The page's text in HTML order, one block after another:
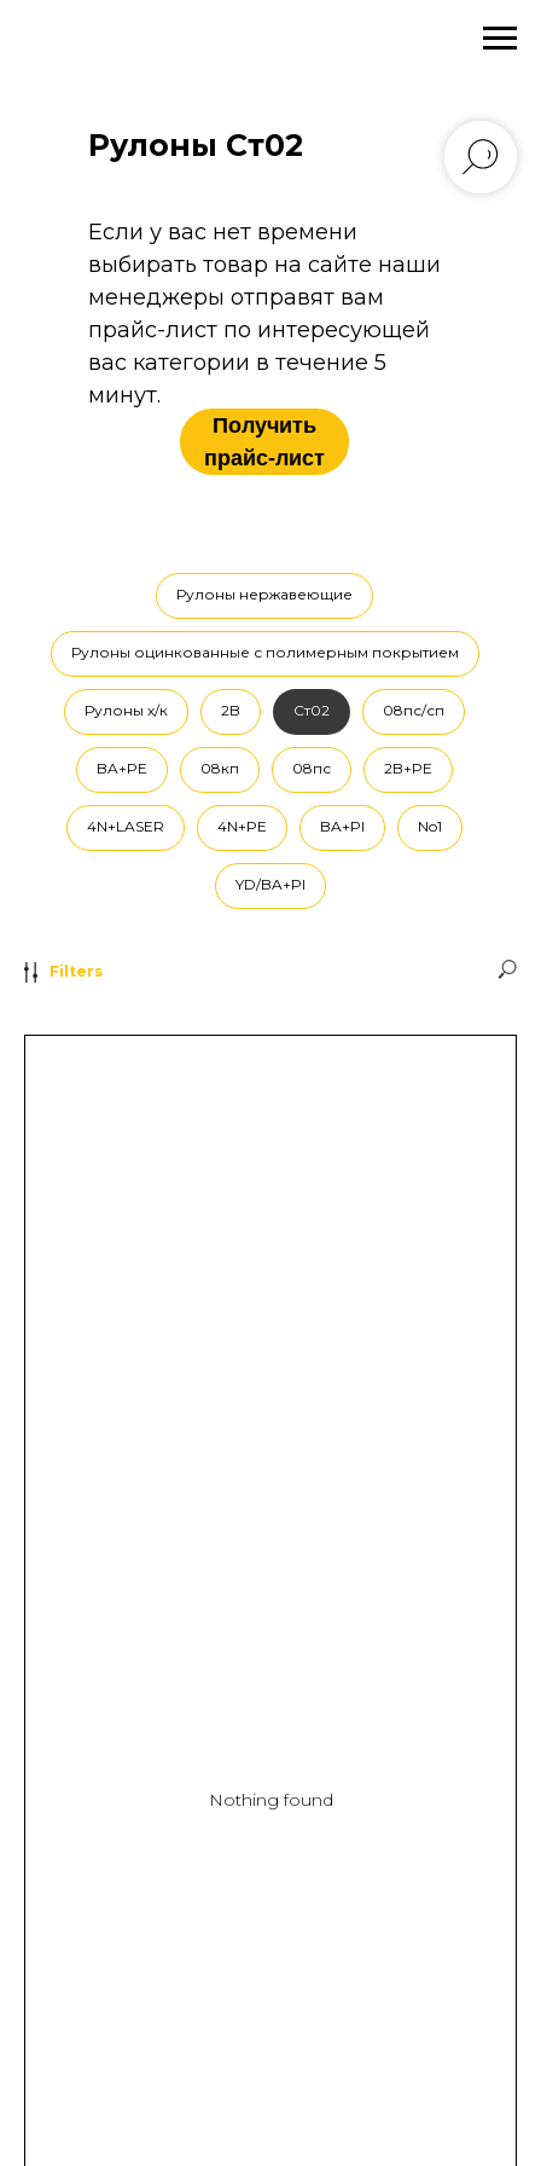
Получить
прайс-лист
Рулоны Ст02
Если у вас нет времени
выбирать товар на сайте наши
менеджеры отправят вам
прайс-лист по интересующей
вас категории в течение 5
минут.
Рулоны нержавеющие
Рулоны оцинкованные с полимерным покрытием
Рулоны х/к 2B Ст02 08пс/сп
BA+PE 08кп 08пс 2B+PE
4N+LASER 4N+PE BA+PI No1
YD/BA+PI
Filters
Nothing found